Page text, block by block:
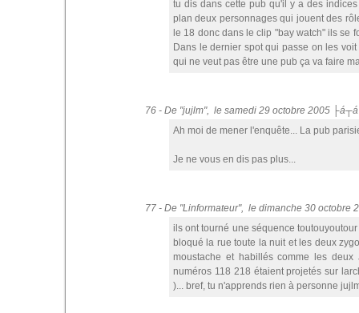
tu dis dans cette pub qu'il y a des
plan deux personnages qui jouent des
le 18 donc dans le clip "bay watch" ils se
Dans le dernier spot qui passe on les
qui ne veut pas être une pub ça va faire
76 - De "jujlm", le samedi 29 octobre 2005
Ah moi de mener l'enquête... La pub
Je ne vous en dis pas plus...
77 - De "Linformateur", le dimanche 30 octobre
ils ont tourné une séquence
bloqué la rue toute la nuit et les deux
moustache et habillés comme les deux
numéros 118 218 étaient projetés sur
)... bref, tu n'apprends rien à personne